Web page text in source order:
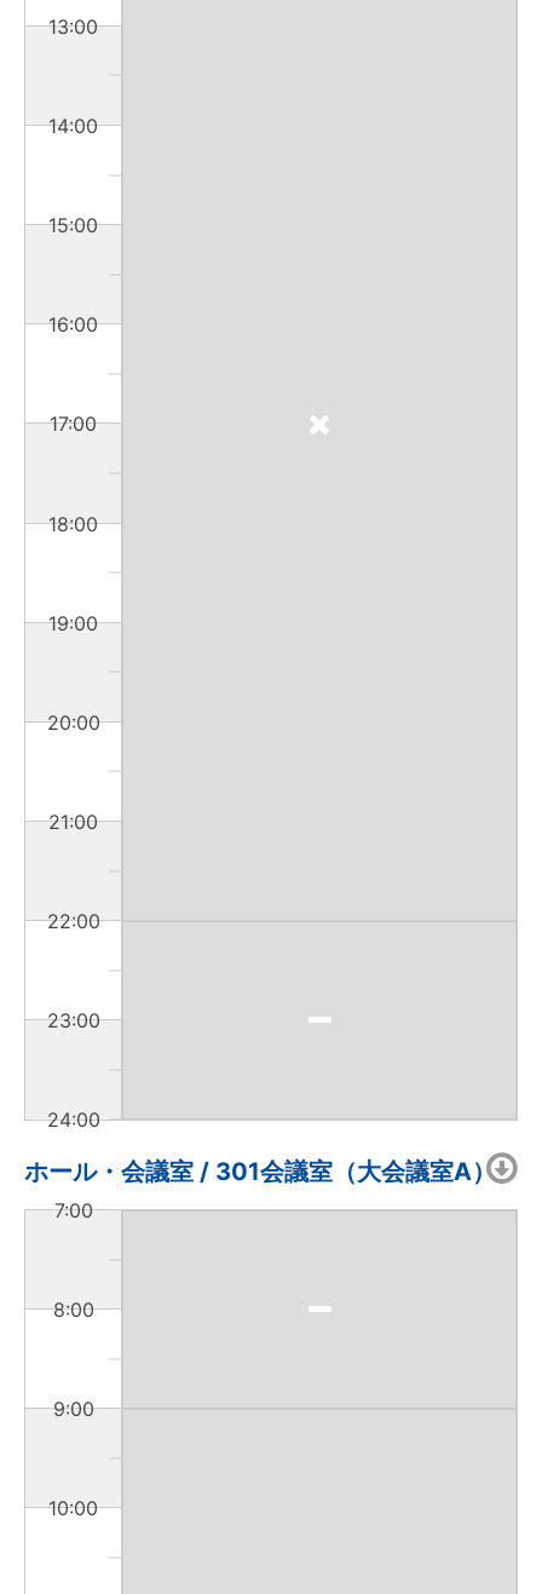
13:00
14:00
15:00
16:00
17:00
18:00
19:00
20:00
21:00
22:00
23:00
24:00
ホール・会議室 / 301会議室（大会議室A）
7:00
8:00
9:00
10:00